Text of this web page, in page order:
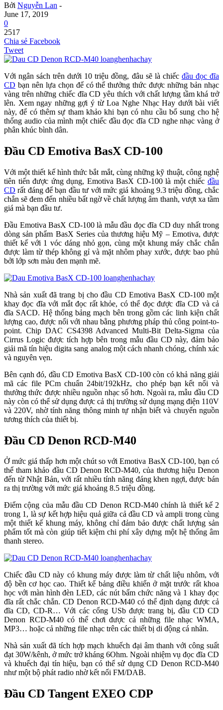
Bởi Nguyễn Lan -
June 17, 2019
0
2517
Chia sẻ Facebook
Tweet
Với ngân sách trên dưới 10 triệu đồng, đâu sẽ là chiếc đầu đọc đĩa
CD bạn nên lựa chọn để có thể thưởng thức được những bản nhạc
vàng trên những chiếc đĩa CD yêu thích với chất lượng tầm khá trở
lên. Xem ngay những gợi ý từ Loa Nghe Nhạc Hay dưới bài viết
này, để có thêm sự tham khảo khi bạn có nhu cầu bổ sung cho hệ
thống audio của mình một chiếc đầu đọc đĩa CD nghe nhạc vàng ở
phân khúc bình dân.
Đầu CD Emotiva BasX CD-100
Với một thiết kế hình thức bắt mắt, cùng những kỹ thuật, công nghệ
tiên tiến được ứng dụng, Emotiva BasX CD-100 là một chiếc đầu
CD rất đáng để bạn đầu tư với mức giá khoảng 9.3 triệu đồng, chắc
chắn sẽ đem đến nhiều bất ngờ về chất lượng âm thanh, vượt xa tầm
giá mà bạn đầu tư.
Đầu Emotiva BasX CD-100 là mẫu đầu đọc đĩa CD duy nhất trong
dòng sản phẩm BasX Series của thương hiệu Mỹ – Emotiva, được
thiết kế với 1 vóc dáng nhỏ gọn, cùng một khung máy chắc chắn
được làm từ thép không gỉ và mặt nhôm phay xước, được bao phủ
bởi lớp sơn màu đen mạnh mẽ.
Nhà sản xuất đã trang bị cho đầu CD Emotiva BasX CD-100 một
khay đọc đĩa với mắt đọc rất khỏe, có thể đọc được đĩa CD và cả
đĩa SACD. Hệ thống bảng mạch bên trong gồm các linh kiện chất
lượng cao, được nối với nhau bằng phương pháp thủ công point-to-
point. Chip DAC CS4398 Advanced Multi-Bit Delta-Sigma của
Cirrus Logic được tích hợp bên trong mẫu đầu CD này, đảm bảo
giải mã tín hiệu digita sang analog một cách nhanh chóng, chính xác
và nguyên vẹn.
Bên cạnh đó, đầu CD Emotiva BasX CD-100 còn có khả năng giải
mã các file PCm chuẩn 24bit/192kHz, cho phép bạn kết nối và
thưởng thức được nhiều nguồn nhạc số hơn. Ngoài ra, mẫu đầu CD
này còn có thể sử dụng được cả thị trường sử dụng mạng điện 110V
và 220V, nhờ tính năng thông minh tự nhận biết và chuyển nguồn
tương thích của thiết bị.
Đầu CD Denon RCD-M40
Ở mức giá thấp hơn một chút so với Emotiva BasX CD-100, bạn có
thể tham khảo đầu CD Denon RCD-M40, của thương hiệu Denon
đến từ Nhật Bản, với rất nhiều tính năng đáng khen ngợi, được bán
ra thị trường với mức giá khoảng 8.5 triệu đồng.
Điểm cộng của mẫu đầu CD Denon RCD-M40 chính là thiết kế 2
trong 1, là sự kết hợp hiệu quả giữa cả đầu CD và ampli trong cùng
một thiết kế khung máy, không chỉ đảm bảo được chất lượng sản
phẩm tốt mà còn giúp tiết kiệm chi phí xây dựng một hệ thống âm
thanh stereo.
Chiếc đầu CD này có khung máy được làm từ chất liệu nhôm, với
độ bền cơ học cao. Thiết kế bảng điều khiển ở mặt trước rất khoa
học với màn hình đèn LED, các nút bấm chức năng và 1 khay đọc
đĩa rất chắc chắn. CD Denon RCD-M40 có thể định dạng được cả
đĩa CD, CD-R… Với các cổng USb được trang bị, đầu CD CD
Denon RCD-M40 có thể chơi được cả những file nhạc WMA,
MP3… hoặc cả những file nhạc trên các thiết bị di động cá nhân.
Nhà sản xuất đã tích hợp mạch khuếch đại âm thanh với công suất
đạt 30W/kênh, ở mức trở kháng 6Ohm. Ngoài nhiệm vụ đọc đĩa CD
và khuếch đại tín hiệu, bạn có thể sử dụng CD Denon RCD-M40
như một bộ phát radio nhờ kết nối FM/DAB.
Đầu CD Tangent EXEO CDP